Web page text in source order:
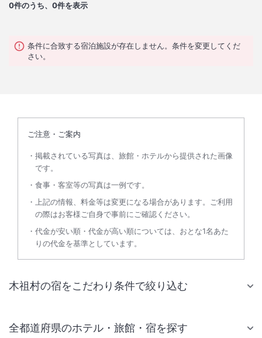
0件のうち、0件を表示
条件に合致する宿泊施設が存在しません。条件を変更してくだ
さい。
ご注意・ご案内
掲載されている写真は、旅館・ホテルから提供された画像
です。
食事・客室等の写真は一例です。
上記の情報、料金等は変更になる場合があります。ご利用
の際はお客様ご自身で事前にご確認ください。
代金が安い順・代金が高い順については、おとな1名あた
りの代金を基準としています。
木祖村の宿をこだわり条件で絞り込む
全都道府県のホテル・旅館・宿を探す